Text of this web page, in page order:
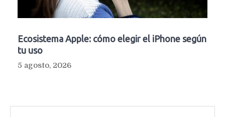
Ecosistema Apple: cómo elegir el iPhone según
tu uso
5 agosto, 2026